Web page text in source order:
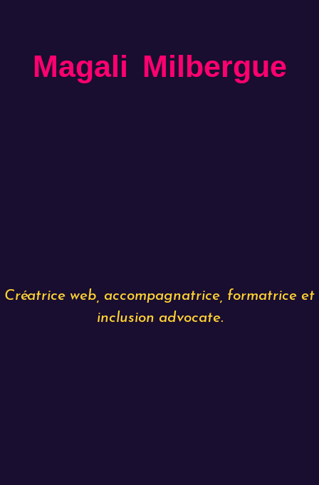
Magali Milbergue
Créatrice web, accompagnatrice, formatrice et
inclusion advocate.